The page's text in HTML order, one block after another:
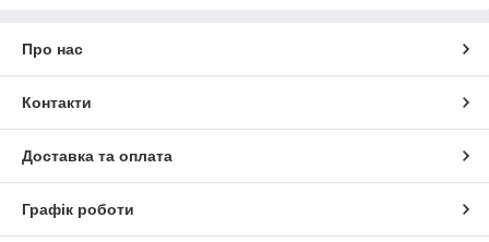
Про нас
Контакти
Доставка та оплата
Графік роботи